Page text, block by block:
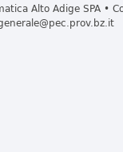
Alto Adige SPA •